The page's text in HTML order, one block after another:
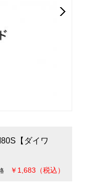
【ダイワ
￥1,683（税込）